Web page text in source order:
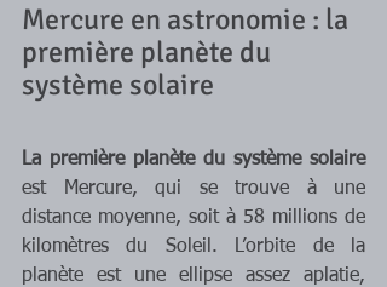
Mercure en astronomie : la
première planète du
système solaire
La première planète du système solaire
est Mercure, qui se trouve à une
distance moyenne, soit à 58 millions de
kilomètres du Soleil. L’orbite de la
planète est une ellipse assez aplatie,